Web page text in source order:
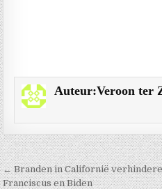
Auteur:Veroon ter
Berichtnavigatie
← Branden in Californië
Franciscus en Biden